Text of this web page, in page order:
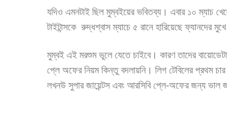
যদিও এমনটাই ছিল মুম্বইয়ের ভবিতব্য। এবার ১০ ম্যাচ
টাইটান্সকে রুদ্ধশ্বাস ম্যাচে ৫ রানে হারিয়েছে ফ্যানদের
মুম্বই এই মরশুম ভুলে যেতে চাইবে। কারণ তাদের
প্লে অফের নিয়ম কিন্তু বদলায়নি। লিগ টেবিলের প্রথম
লখনউ সুপার জায়েন্টস এবং আরসিবি প্লে-অফের জন্য ভাল